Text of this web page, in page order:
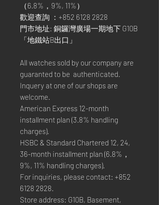
（6.8%，9%, 11%）
歡迎查詢 ：+852 6128 2828
門市地址: 銅鑼灣廣場一期地下 G10B
「地鐵站B出口」
All watches sold by our company are
guaranted to be authenticated.
Inquery at one of our shops are
welcome.
American Express 12-month
installment plan (3.8% handling
charges).
HSBC & Standard Chartered 12, 24,
36-month installment plan (6.8%，
9%, 11% handling charges).
For inquiries, please contact: +852
6128 2828.
Store address: G10B, Basement,